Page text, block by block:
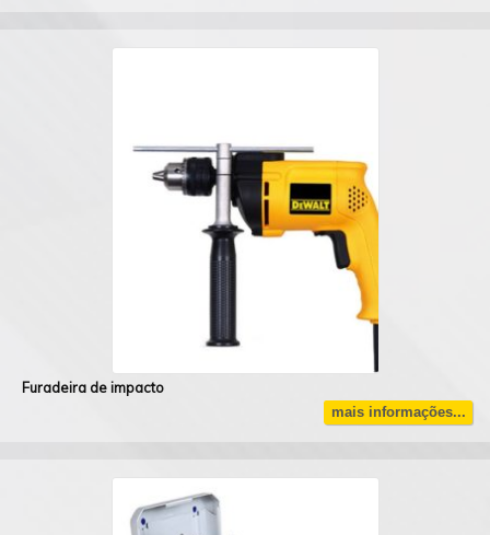
Furadeira de impacto
mais informações...